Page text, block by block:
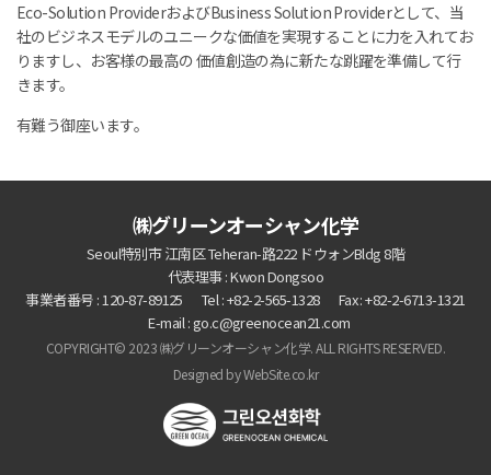
Eco-Solution ProviderおよびBusiness Solution Providerとして、当
社のビジネスモデルのユニークな価値を実現することに力を入れてお
りますし、お客様の最高の 価値創造の為に新たな跳躍を準備して行
きます。
有難う御座います。
㈱グリーンオーシャン化学
Seoul特別市 江南区 Teheran-路222 ドウォンBldg 8階
代表理事 : Kwon Dongsoo
事業者番号 : 120-87-89125
Tel : +82-2-565-1328
Fax : +82-2-6713-1321
E-mail : go.c@greenocean21.com
COPYRIGHT© 2023 ㈱グリーンオーシャン化学. ALL RIGHTS RESERVED.
Designed by WebSite.co.kr